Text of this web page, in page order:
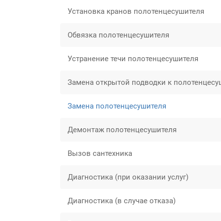
Установка кранов полотенцесушителя
Обвязка полотенцесушителя
Устранение течи полотенцесушителя
Замена открытой подводки к
Замена полотенцесушителя
Демонтаж полотенцесушителя
Вызов сантехника
Диагностика (при оказании услуг)
Диагностика (в случае отказа)